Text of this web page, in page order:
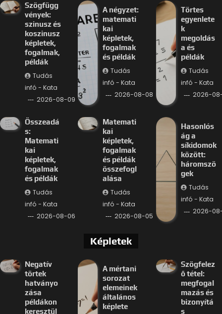
Szögfügg
vények:
szinusz és
koszinusz
képletek,
fogalmak,
példák
Tudás
infó - Kata
2026-08-09
A négyzet:
matemati
kai
képletek,
fogalmak
és példák
Tudás
infó - Kata
2026-08-08
Törtes
egyenlete
k
megoldás
a és
példák
Tudás
infó - Kata
2026-
Összeadá
s:
Matemati
kai
képletek,
fogalmak
és példák
Tudás
infó - Kata
2026-08-06
Matemati
kai
képletek,
fogalmak
és példák
összefogl
alása
Tudás
infó - Kata
2026-08-05
Hasonlós
ág a
síkidomok
között:
háromszö
gek
Tudás
infó - Kata
2026-
Képletek
Negatív
törtek
hatványo
zása
példákon
keresztül
A mértani
sorozat
elemeinek
általános
képlete
Szögfelez
ő tétel:
megfogal
mazás és
bizonyítá
s